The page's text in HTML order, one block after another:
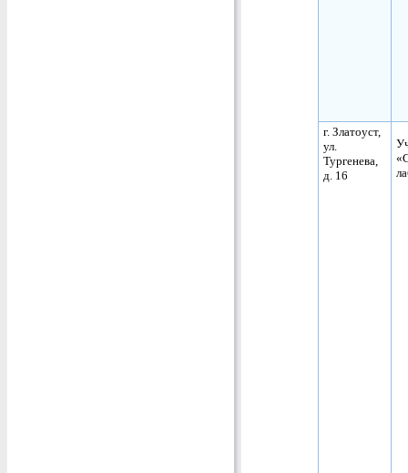
г. Златоуст,
ул.
Тургенева,
д. 16